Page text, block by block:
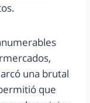
una brutal
que